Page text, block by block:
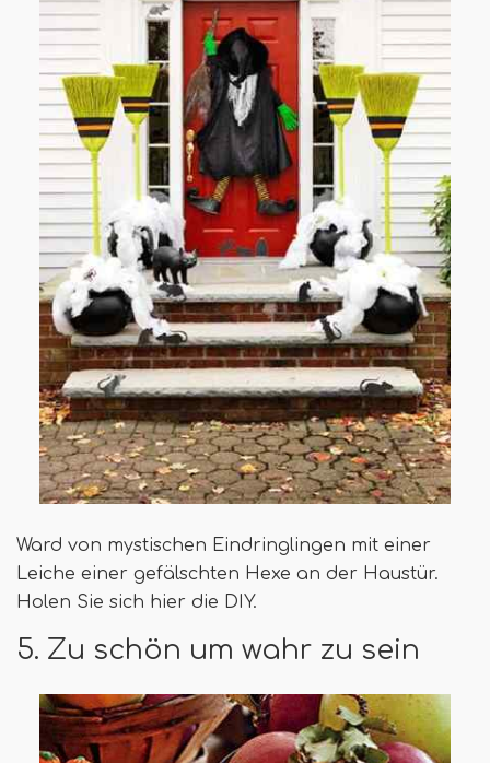
Ward von mystischen Eindringlingen mit einer
Leiche einer gefälschten Hexe an der Haustür.
Holen Sie sich hier die DIY.
5. Zu schön um wahr zu sein